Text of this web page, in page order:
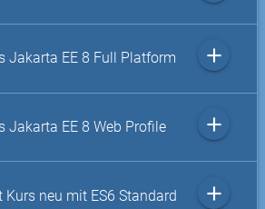
Jakarta EE 8 Full Platform add
Jakarta EE 8 Web Profile add
neu mit ES6 Standard add